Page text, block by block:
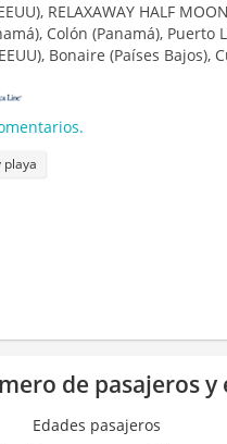
RELAXAWAY HALF
Colón (Panamá), Puerto
Bonaire (Países Bajos),
playa
de pasajeros y
Edades pasajeros